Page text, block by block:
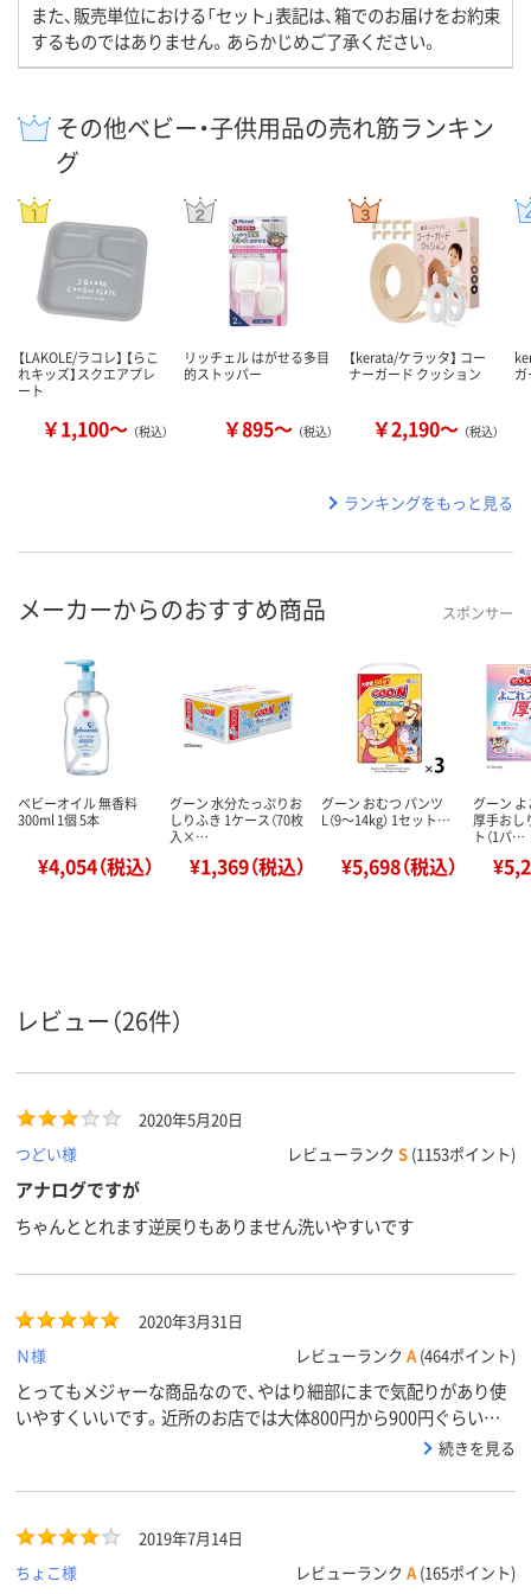
また、販売単位における「セット」表記は、箱でのお届けをお約束
するものではありません。あらかじめご了承ください。
その他ベビー・子供用品の売れ筋ランキン
グ
【LAKOLE/ラコレ】 【らこ
れキッズ】スクエアプレ
ート
￥1,100～ （税込）
リッチェル はがせる多目
的ストッパー
￥895～ （税込）
【kerata/ケラッタ】 コー
ナーガード クッション
￥2,190～ （税込）
ランキングをもっと見る
メーカーからのおすすめ商品 スポンサー
ベビーオイル 無香料
300ml 1個 5本
¥4,054（税込）
グーン 水分たっぷりお
しりふき 1ケース（70枚
入×…
¥1,369（税込）
グーン おむつ パンツ
L（9～14kg） 1セット…
¥5,698（税込）
グーン
厚手おし
ト（1パ…
レビュー（26件）
2020年5月20日
つどい様
レビューランク S (1153ポイント)
アナログですが
ちゃんととれます逆戻りもありません洗いやすいです
2020年3月31日
Ｎ様
レビューランク A (464ポイント)
とってもメジャーな商品なので、やはり細部にまで気配りがあり使
いやすくいいです。近所のお店では大体800円から900円ぐらいし
続きを見る
2019年7月14日
ちょこ様
レビューランク A (165ポイント)